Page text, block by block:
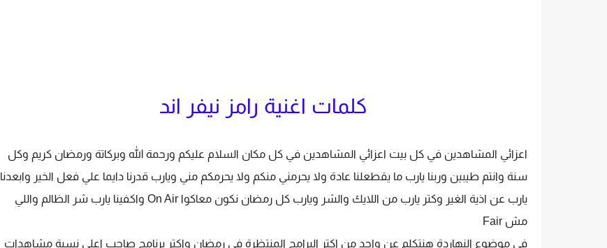
كلمات اغنية رامز نيفر اند
اعزائي المشاهدين في كل بيت اعزائي المشاهدين في كل مكان السلام عليكم ورحمة الله وبركاتة ورمضان كريم وكل
سنة وانتم طيبين وربنا يارب ما يقطعلنا عادة ولا يحرمني منكم ولا يحرمكم مني ويارب قدرنا دايما علي فعل الخير وابعدنا
يارب عن اذية الغير وكتر يارب من اللايك والشر ويارب كل رمضان نكون معاكوا On Air واكفينا يارب شر الظالم واللي
مش Fair
في موضوع النهاردة هنتكلم عن واحد من اكتر البرامج المنتظرة في رمضان واكتر برنامج صاحب اعلي نسبة مشاهدات